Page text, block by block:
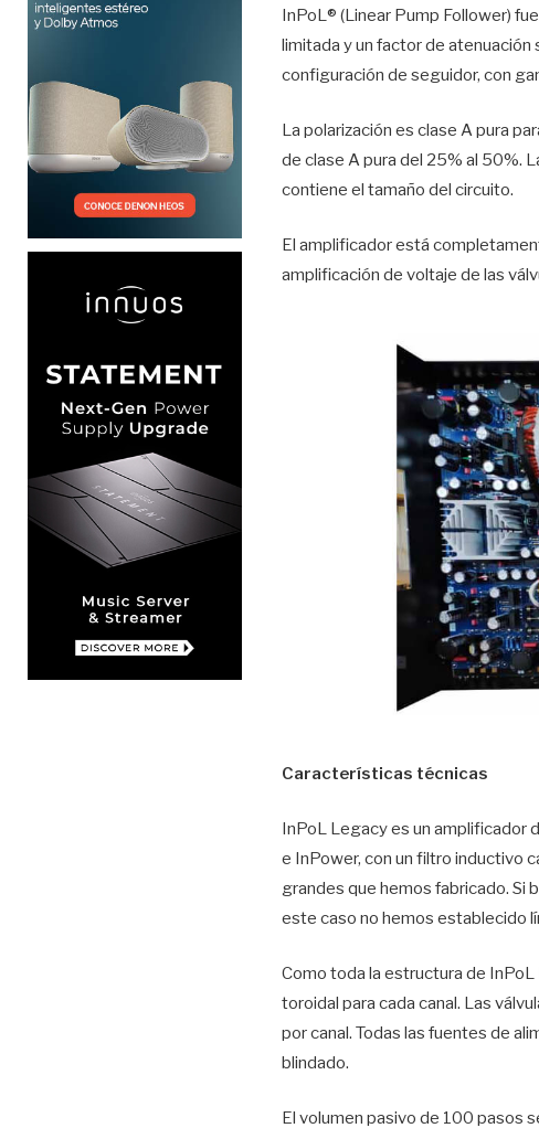
InPoL® (Linear Pump Follower)
limitada y un factor de
configuración de seguidor, con
La polarización es clase A pura
de clase A pura del 25% al ​​50%.
contiene el tamaño del circuito.
El amplificador está
amplificación de voltaje de las
Características técnicas
InPoL Legacy es un amplificador
e InPower, con un filtro inductivo
grandes que hemos fabricado. Si
este caso no hemos establecido
Como toda la estructura de
toroidal para cada canal. Las
por canal. Todas las fuentes de
blindado.
El volumen pasivo de 100 pasos